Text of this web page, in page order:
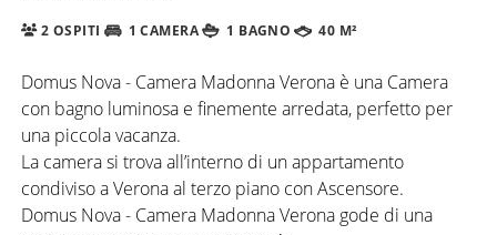
2 OSPITI 1 CAMERA 1 BAGNO 40 M²
Domus Nova - Camera Madonna Verona è una Camera
con bagno luminosa e finemente arredata, perfetto per
una piccola vacanza.
La camera si trova all’interno di un appartamento
condiviso a Verona al terzo piano con Ascensore.
Domus Nova - Camera Madonna Verona gode di una